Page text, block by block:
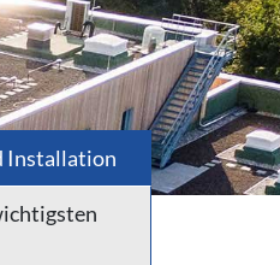
Installation